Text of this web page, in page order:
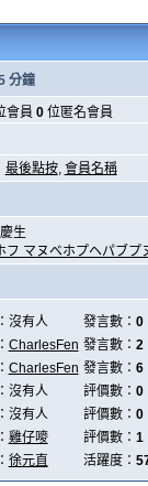
分鐘
會員 0位匿名會員
最後點按, 會員名稱
生
フ マヌベホプヘパブプ
沒有人 發言數： 0
CharlesFen 發言數： 2
CharlesFen 發言數： 6
沒有人
評價數： 0
沒有人
評價數： 0
雞仔嘜 評價數： 1
徐元直 活躍度：